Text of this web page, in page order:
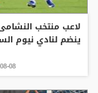
لاعب منتخب
ينضم لنادي نيوم
2026-